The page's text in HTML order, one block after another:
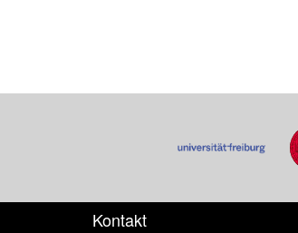
Kontakt